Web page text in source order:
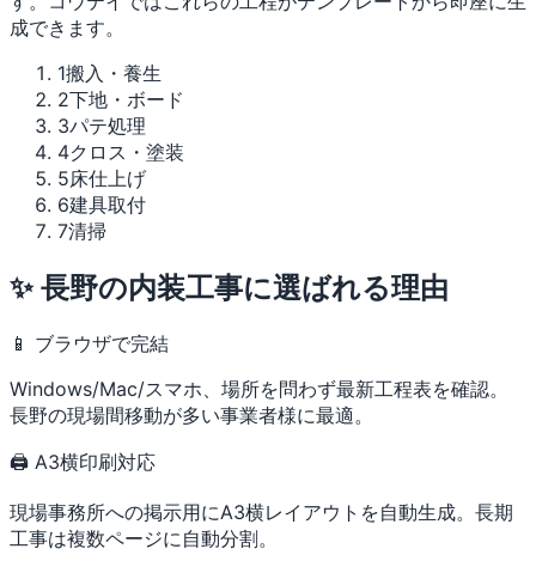
成できます。
1搬入・養生
2下地・ボード
3パテ処理
4クロス・塗装
5床仕上げ
6建具取付
7清掃
✨ 長野の内装工事に選ばれる理由
📱 ブラウザで完結
Windows/Mac/スマホ、場所を問わず最新工程表を確認。
長野の現場間移動が多い事業者様に最適。
🖨 A3横印刷対応
現場事務所への掲示用にA3横レイアウトを自動生成。長期
工事は複数ページに自動分割。